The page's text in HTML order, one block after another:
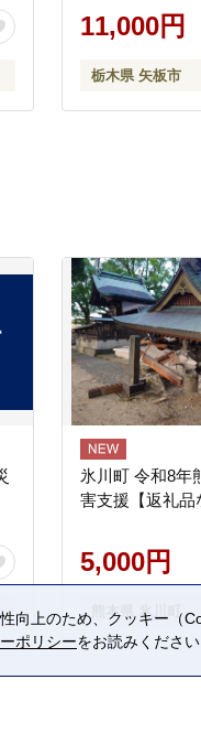
11,000円
栃木県 矢板市
氷川町 令和8年
害支援【返礼品
5,000円
熊本県 氷川町
向上のため、クッキー（
ポリシーをお読みください